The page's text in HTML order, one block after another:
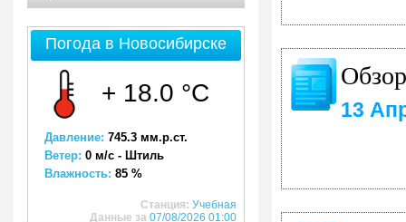
Погода в Новосибирске
+ 18.0 °C
Давление: 745.3 мм.р.ст.
Ветер: 0 м/с - Штиль
Влажность: 85 %
Станция: Учебная
Данные за 07/08/2026 01:00
13